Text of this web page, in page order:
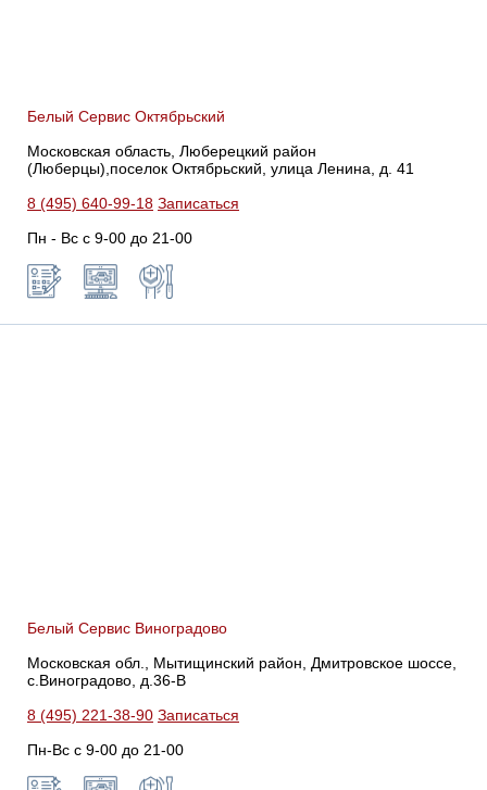
Белый Сервис Октябрьский
Московская область, Люберецкий район
(Люберцы),поселок Октябрьский, улица Ленина, д. 41
8 (495) 640-99-18 Записаться
Пн - Вс с 9-00 до 21-00
Белый Сервис Виноградово
Московская обл., Мытищинский район, Дмитровское шоссе,
с.Виноградово, д.36-В
8 (495) 221-38-90 Записаться
Пн-Вс с 9-00 до 21-00